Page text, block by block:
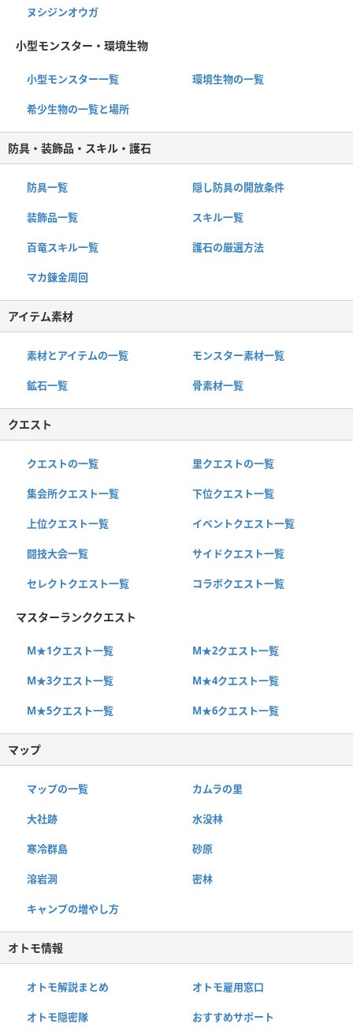
ヌシジンオウガ
小型モンスター・環境生物
小型モンスター一覧 環境生物の一覧
希少生物の一覧と場所
防具・装飾品・スキル・護石
防具一覧 隠し防具の開放条件
装飾品一覧 スキル一覧
百竜スキル一覧 護石の厳選方法
マカ錬金周回
アイテム素材
素材とアイテムの一覧 モンスター素材一覧
鉱石一覧 骨素材一覧
クエスト
クエストの一覧 里クエストの一覧
集会所クエスト一覧 下位クエスト一覧
上位クエスト一覧 イベントクエスト一覧
闘技大会一覧 サイドクエスト一覧
セレクトクエスト一覧 コラボクエスト一覧
マスターランククエスト
M★1クエスト一覧 M★2クエスト一覧
M★3クエスト一覧 M★4クエスト一覧
M★5クエスト一覧 M★6クエスト一覧
マップ
マップの一覧 カムラの里
大社跡 水没林
寒冷群島 砂原
溶岩洞 密林
キャンプの増やし方
オトモ情報
オトモ解説まとめ オトモ雇用窓口
オトモ隠密隊 おすすめサポート